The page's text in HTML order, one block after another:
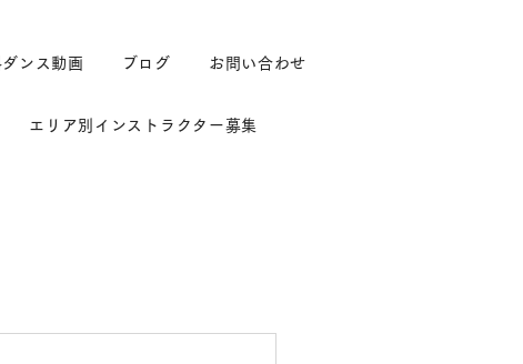
ダンス動画 ブログ お問い合わせ
エリア別インストラクター募集